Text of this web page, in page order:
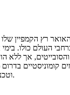
רץ הקמפיין
העולם כולו.
והסובייטים, אך ללא
קומוניסטיים
וטכנולוגית כדי להתאים את ההתקדמות הסובייטית.